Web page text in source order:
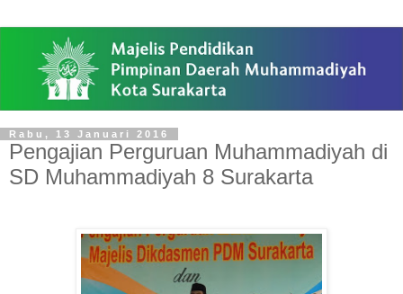
Rabu, 13 Januari 2016
Pengajian Perguruan Muhammadiyah di
SD Muhammadiyah 8 Surakarta